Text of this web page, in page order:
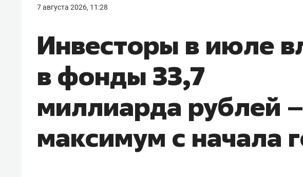
7 августа 2026, 11:28
Инвесторы в июле
в фонды 33,7
миллиарда рублей
максимум с начала